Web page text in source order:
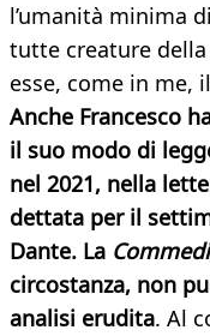
l’umanità minima di
tutte creature della
esse, come in me,
Anche Francesco
il suo modo di
nel 2021, nella
dettata per il
Dante. La
circostanza, non
analisi erudita. Al